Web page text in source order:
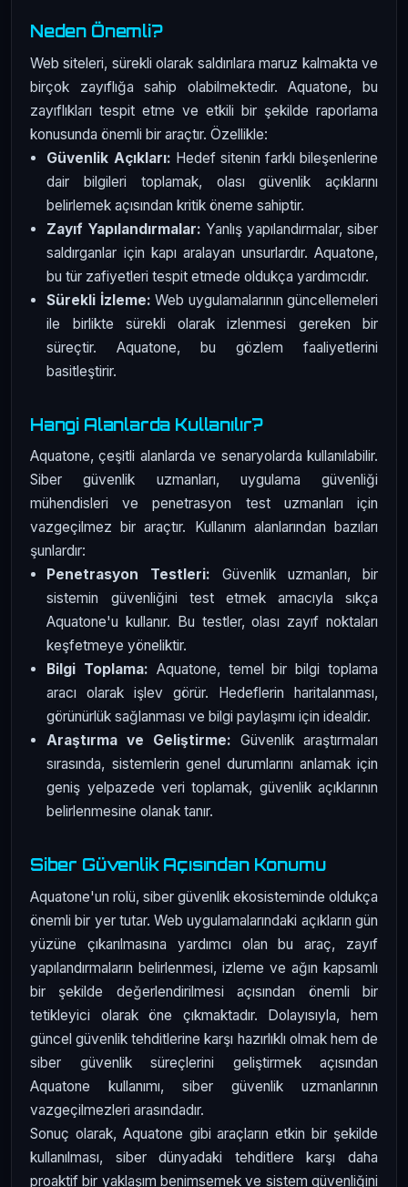
Neden Önemli?
Web siteleri, sürekli olarak saldırılara maruz kalmakta ve
birçok zayıflığa sahip olabilmektedir. Aquatone, bu
zayıflıkları tespit etme ve etkili bir şekilde raporlama
konusunda önemli bir araçtır. Özellikle:
Güvenlik Açıkları: Hedef sitenin farklı bileşenlerine
dair bilgileri toplamak, olası güvenlik açıklarını
belirlemek açısından kritik öneme sahiptir.
Zayıf Yapılandırmalar: Yanlış yapılandırmalar, siber
saldırganlar için kapı aralayan unsurlardır. Aquatone,
bu tür zafiyetleri tespit etmede oldukça yardımcıdır.
Sürekli İzleme: Web uygulamalarının güncellemeleri
ile birlikte sürekli olarak izlenmesi gereken bir
süreçtir. Aquatone, bu gözlem faaliyetlerini
basitleştirir.
Hangi Alanlarda Kullanılır?
Aquatone, çeşitli alanlarda ve senaryolarda kullanılabilir.
Siber güvenlik uzmanları, uygulama güvenliği
mühendisleri ve penetrasyon test uzmanları için
vazgeçilmez bir araçtır. Kullanım alanlarından bazıları
şunlardır:
Penetrasyon Testleri: Güvenlik uzmanları, bir
sistemin güvenliğini test etmek amacıyla sıkça
Aquatone'u kullanır. Bu testler, olası zayıf noktaları
keşfetmeye yöneliktir.
Bilgi Toplama: Aquatone, temel bir bilgi toplama
aracı olarak işlev görür. Hedeflerin haritalanması,
görünürlük sağlanması ve bilgi paylaşımı için idealdir.
Araştırma ve Geliştirme: Güvenlik araştırmaları
sırasında, sistemlerin genel durumlarını anlamak için
geniş yelpazede veri toplamak, güvenlik açıklarının
belirlenmesine olanak tanır.
Siber Güvenlik Açısından Konumu
Aquatone'un rolü, siber güvenlik ekosisteminde oldukça
önemli bir yer tutar. Web uygulamalarındaki açıkların gün
yüzüne çıkarılmasına yardımcı olan bu araç, zayıf
yapılandırmaların belirlenmesi, izleme ve ağın kapsamlı
bir şekilde değerlendirilmesi açısından önemli bir
tetikleyici olarak öne çıkmaktadır. Dolayısıyla, hem
güncel güvenlik tehditlerine karşı hazırlıklı olmak hem de
siber güvenlik süreçlerini geliştirmek açısından
Aquatone kullanımı, siber güvenlik uzmanlarının
vazgeçilmezleri arasındadır.
Sonuç olarak, Aquatone gibi araçların etkin bir şekilde
kullanılması, siber dünyadaki tehditlere karşı daha
proaktif bir yaklaşım benimsemek ve sistem güvenliğini